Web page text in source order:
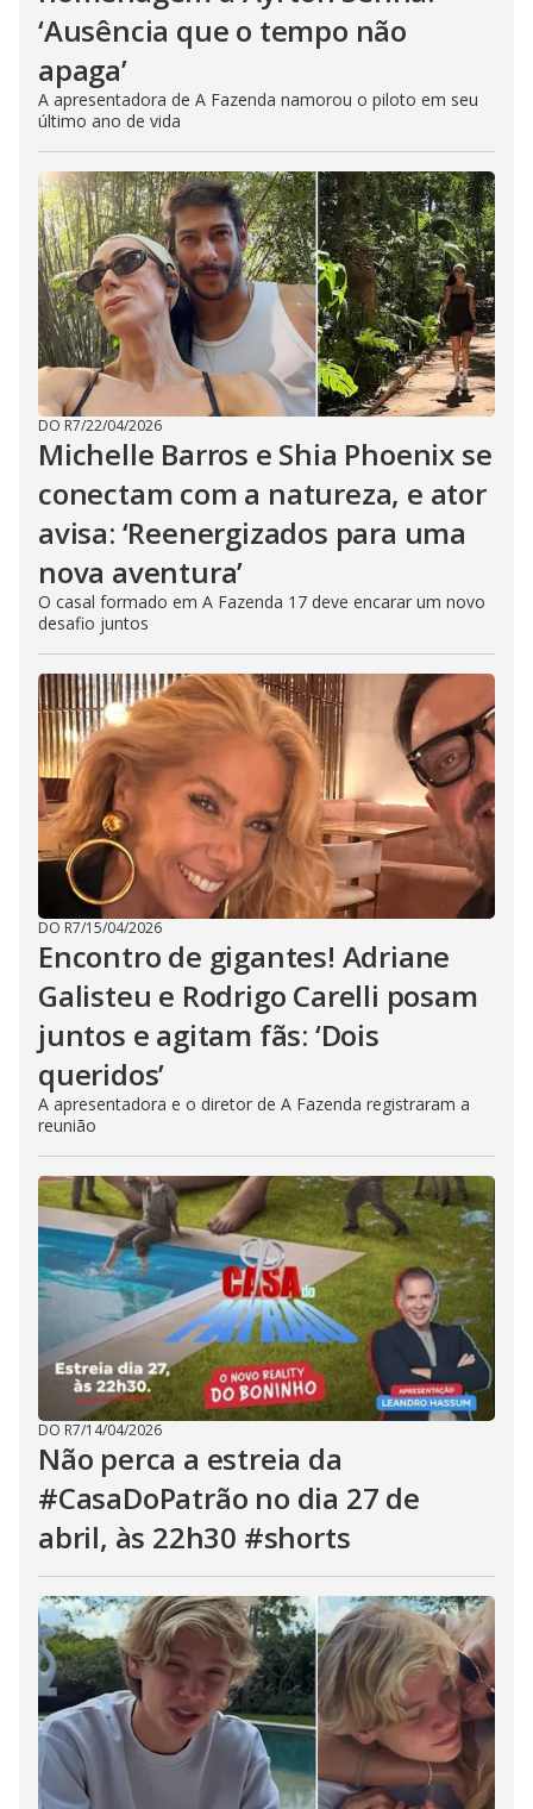
‘Ausência que o tempo não
apaga’
A apresentadora de A Fazenda namorou o piloto em seu
último ano de vida
DO R7/22/04/2026
Michelle Barros e Shia Phoenix se
conectam com a natureza, e ator
avisa: ‘Reenergizados para uma
nova aventura’
O casal formado em A Fazenda 17 deve encarar um novo
desafio juntos
DO R7/15/04/2026
Encontro de gigantes! Adriane
Galisteu e Rodrigo Carelli posam
juntos e agitam fãs: ‘Dois
queridos’
A apresentadora e o diretor de A Fazenda registraram a
reunião
DO R7/14/04/2026
Não perca a estreia da
#CasaDoPatrão no dia 27 de
abril, às 22h30 #shorts